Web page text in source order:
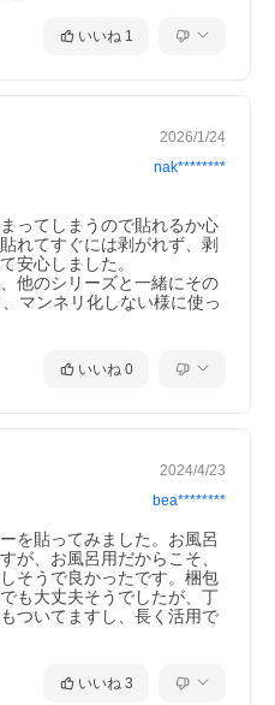
いいね 1
2026/1/24
nak********
ってしまうので貼れるか心
れてすぐには剥がれず、剥
安心しました。
他のシリーズと一緒にその
マンネリ化しない様に使っ
いいね 0
2024/4/23
bea********
を貼ってみました。お風呂
が、お風呂用だからこそ、
そうで良かったです。梱包
も大丈夫そうでしたが、丁
ついてますし、長く活用で
いいね 3